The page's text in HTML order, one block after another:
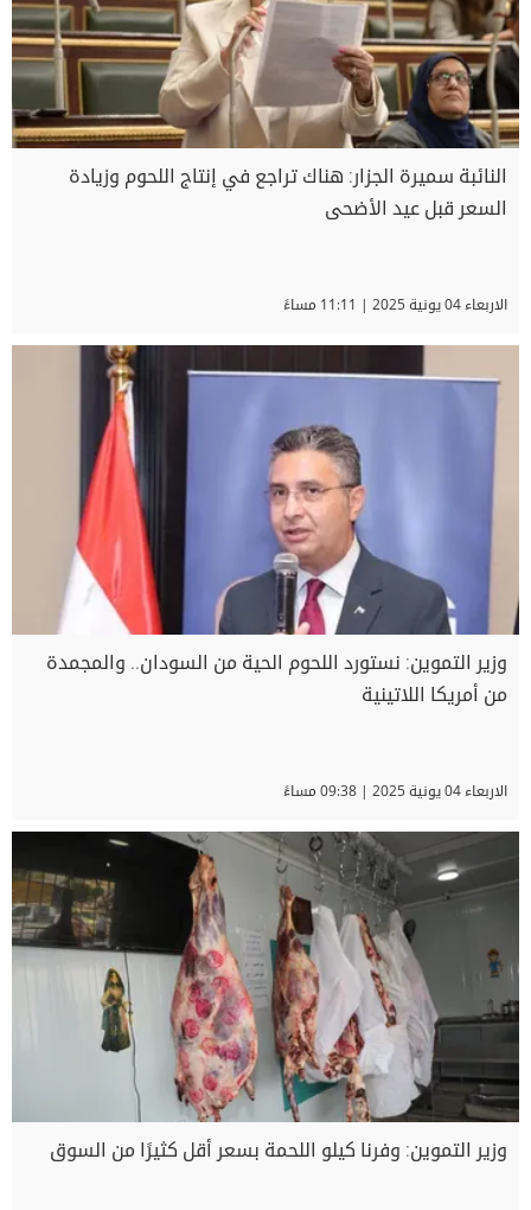
النائبة سميرة الجزار: هناك تراجع في إنتاج اللحوم وزيادة
السعر قبل عيد الأضحى
الاربعاء 04 يونية 2025 | 11:11 مساءً
وزير التموين: نستورد اللحوم الحية من السودان.. والمجمدة
من أمريكا اللاتينية
الاربعاء 04 يونية 2025 | 09:38 مساءً
وزير التموين: وفرنا كيلو اللحمة بسعر أقل كثيرًا من السوق